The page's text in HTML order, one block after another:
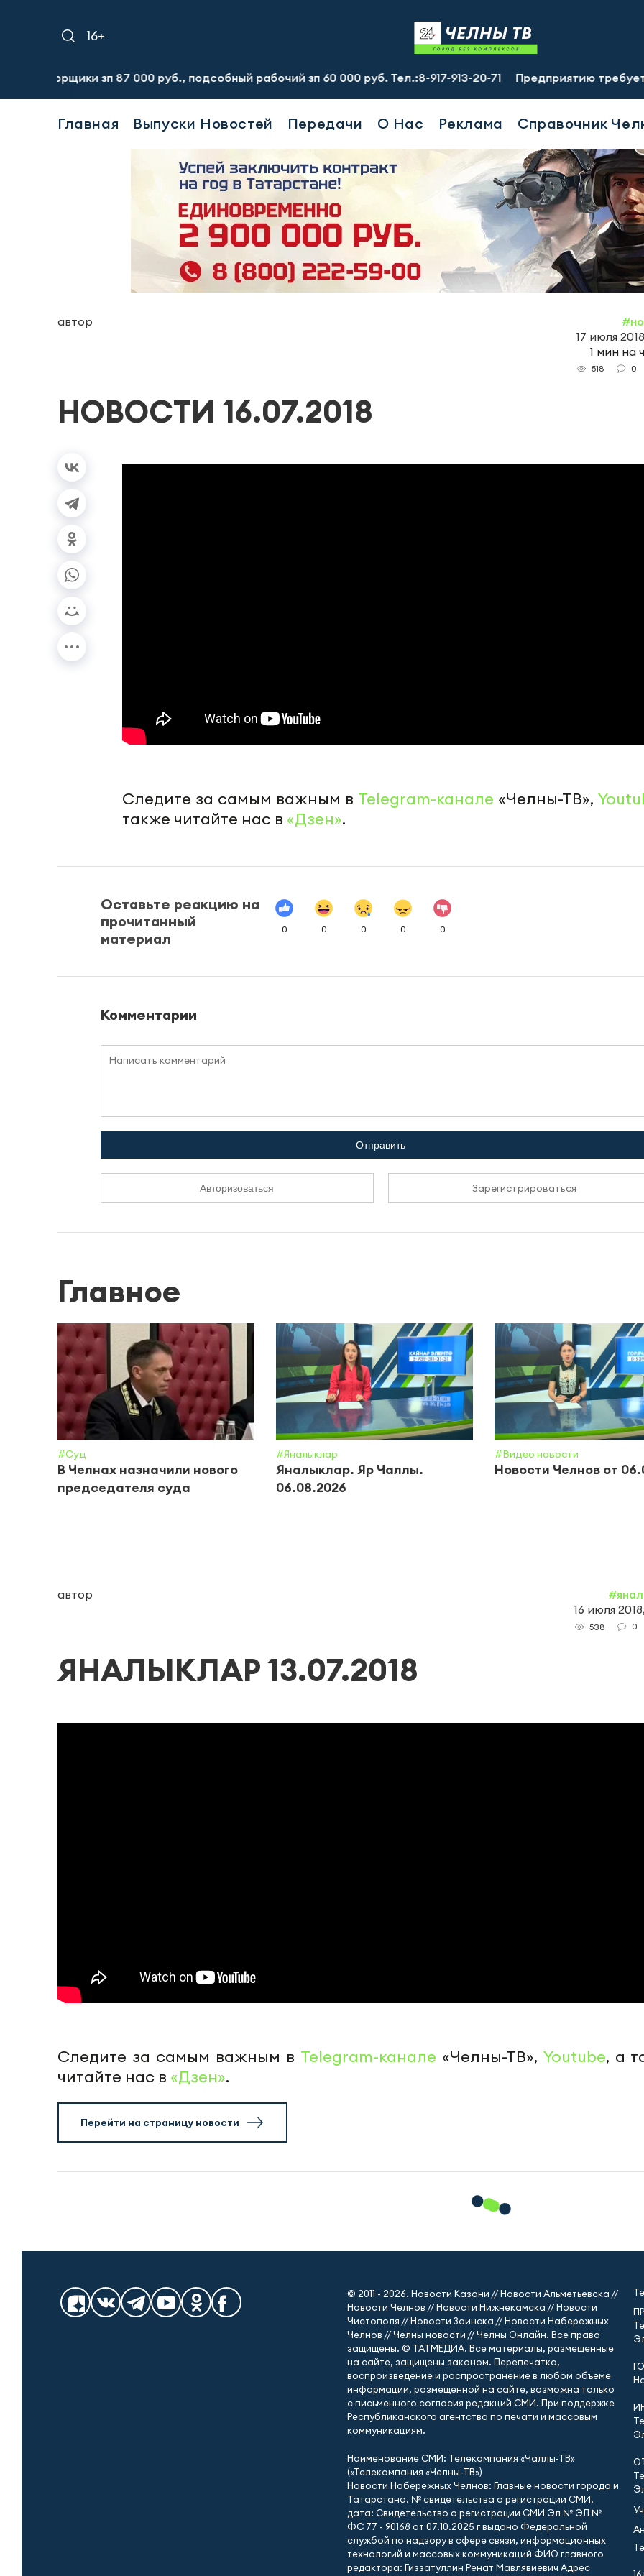
16+
зп 87 000 руб., подсобный рабочий зп 60 000 руб. Тел.:8-917-913-20-71 Предприятию требуется
Главная Выпуски Новостей Передачи О Нас Реклама Справочник
автор
17 июля
1 мин на
518 0
НОВОСТИ 16.07.2018
Следите за самым важным в Telegram-канале «Челны-ТВ»,
также читайте нас в «Дзен».
Оставьте реакцию на
прочитанный
материал
0 0 0 0 0
Комментарии
Отправить
Авторизоваться Зарегистрироваться
Главное
#Суд
В Челнах назначили нового
председателя суда
#Яналыклар
Яналыклар. Яр Чаллы.
06.08.2026
#Видео новости
Новости Челнов от
автор
16 июля
538 0
ЯНАЛЫКЛАР 13.07.2018
Следите за самым важным в Telegram-канале «Челны-ТВ», Youtube, а
читайте нас в «Дзен».
Перейти на страницу новости
© 2011 - 2026. Новости Казани // Новости Альметьевска //
Новости Челнов // Новости Нижнекамска // Новости
Чистополя // Новости Заинска // Новости Набережных
Челнов // Челны новости // Челны Онлайн. Все права
защищены. © ТАТМЕДИА. Все материалы, размещенные
на сайте, защищены законом. Перепечатка,
воспроизведение и распространение в любом объеме
информации, размещенной на сайте, возможна только
с письменного согласия редакций СМИ. При поддержке
Республиканского агентства по печати и массовым
коммуникациям.
Наименование СМИ: Телекомпания «Чаллы-ТВ»
(«Телекомпания «Челны-ТВ»)
Новости Набережных Челнов: Главные новости города и
Татарстана. № свидетельства о регистрации СМИ,
дата: Свидетельство о регистрации СМИ Эл № ЭЛ №
ФС 77 - 90168 от 07.10.2025 г выдано Федеральной
службой по надзору в сфере связи, информационных
технологий и массовых коммуникаций ФИО главного
редактора: Гиззатуллин Ренат Мавлявиевич Адрес